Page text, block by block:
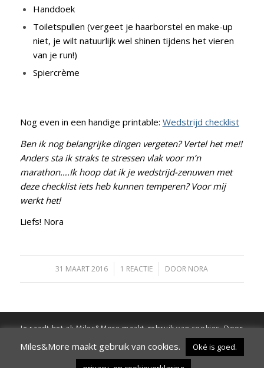
Handdoek
Toiletspullen (vergeet je haarborstel en make-up
niet, je wilt natuurlijk wel shinen tijdens het vieren
van je run!)
Spiercrème
Nog even in een handige printable: Wedstrijd checklist
Ben ik nog belangrijke dingen vergeten? Vertel het me!!
Anders sta ik straks te stressen vlak voor m’n
marathon….Ik hoop dat ik je wedstrijd-zenuwen met
deze checklist iets heb kunnen temperen? Voor mij
werkt het!
Liefs! Nora
31 MAART 2016
/ 1 REACTIE
/ DOOR NORA
Je raadt het al: Miles&More maakt gebruik van cookies. Door
verder te surfen op de site ga je hiermee akkoord
Oké is goed.
Wil ik niet. Instellingen
Miles&More maakt gebruik van cookies.
Oké is goed.